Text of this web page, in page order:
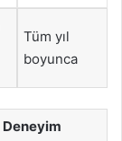
Tüm yıl
boyunca
Deneyim